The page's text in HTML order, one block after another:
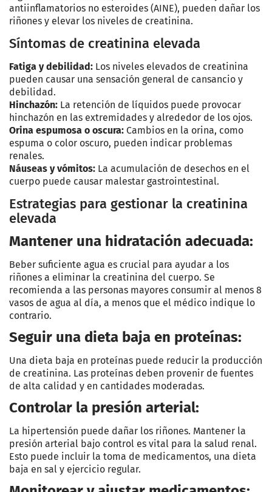
antiinflamatorios no esteroides (AINE), pueden dañar los
riñones y elevar los niveles de creatinina.
Síntomas de creatinina elevada
Fatiga y debilidad: Los niveles elevados de creatinina
pueden causar una sensación general de cansancio y
debilidad.
Hinchazón: La retención de líquidos puede provocar
hinchazón en las extremidades y alrededor de los ojos.
Orina espumosa o oscura: Cambios en la orina, como
espuma o color oscuro, pueden indicar problemas
renales.
Náuseas y vómitos: La acumulación de desechos en el
cuerpo puede causar malestar gastrointestinal.
Estrategias para gestionar la creatinina
elevada
Mantener una hidratación adecuada:
Beber suficiente agua es crucial para ayudar a los
riñones a eliminar la creatinina del cuerpo. Se
recomienda a las personas mayores consumir al menos 8
vasos de agua al día, a menos que el médico indique lo
contrario.
Seguir una dieta baja en proteínas:
Una dieta baja en proteínas puede reducir la producción
de creatinina. Las proteínas deben provenir de fuentes
de alta calidad y en cantidades moderadas.
Controlar la presión arterial:
La hipertensión puede dañar los riñones. Mantener la
presión arterial bajo control es vital para la salud renal.
Esto puede incluir la toma de medicamentos, una dieta
baja en sal y ejercicio regular.